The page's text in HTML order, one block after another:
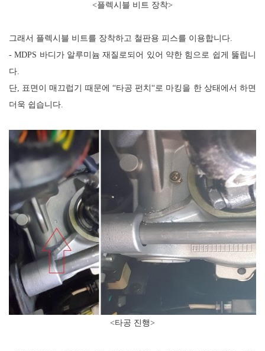
<플렉시블 비트 장착>
그래서 플렉시블 비트를 장착하고 철판용 피스를 이용합니다.
- MDPS 바디가 알루미늄 재질로되어 있어 약한 힘으로 쉽게 뚫립니
다.
단, 표면이 매끄럽기 때문에 “타공 펀치“로 마킹을 한 상태에서 하면
더욱 쉽습니다.
<타공 진행>